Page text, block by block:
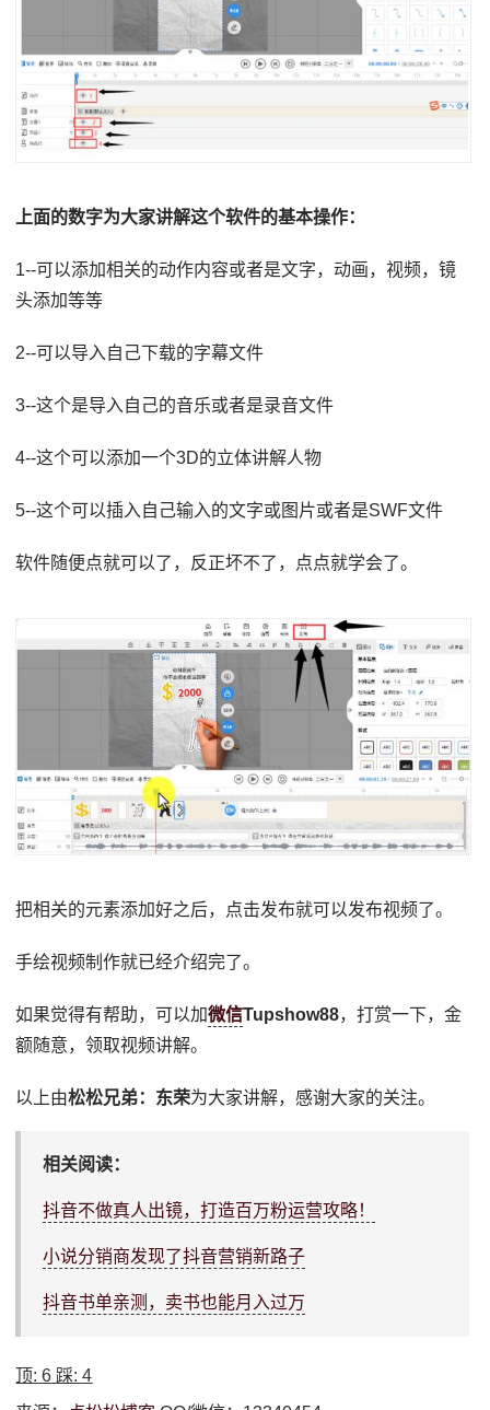
上面的数字为大家讲解这个软件的基本操作：
1--可以添加相关的动作内容或者是文字，动画，视频，镜
头添加等等
2--可以导入自己下载的字幕文件
3--这个是导入自己的音乐或者是录音文件
4--这个可以添加一个3D的立体讲解人物
5--这个可以插入自己输入的文字或图片或者是SWF文件
软件随便点就可以了，反正坏不了，点点就学会了。
把相关的元素添加好之后，点击发布就可以发布视频了。
手绘视频制作就已经介绍完了。
如果觉得有帮助，可以加微信Tupshow88，打赏一下，金
额随意，领取视频讲解。
以上由松松兄弟：东荣为大家讲解，感谢大家的关注。
相关阅读：
抖音不做真人出镜，打造百万粉运营攻略！
小说分销商发现了抖音营销新路子
抖音书单亲测，卖书也能月入过万
顶:6 踩:4